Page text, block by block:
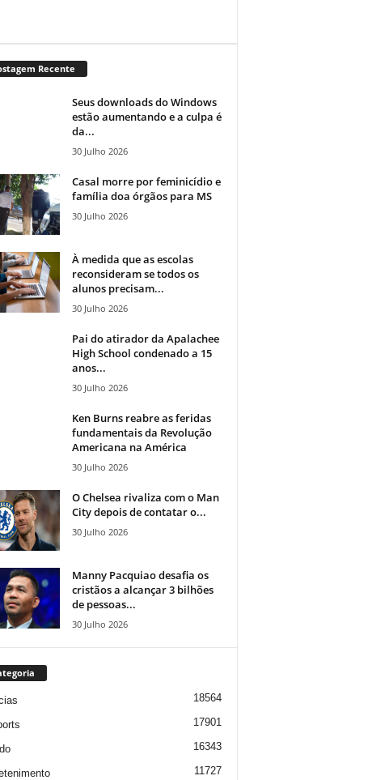
Recente
Seus downloads do Windows
estão aumentando e a culpa é
da...
30 Julho 2026
Casal morre por feminicídio e
família doa órgãos para MS
30 Julho 2026
À medida que as escolas
reconsideram se todos os
alunos precisam...
30 Julho 2026
Pai do atirador da Apalachee
High School condenado a 15
anos...
30 Julho 2026
Ken Burns reabre as feridas
fundamentais da Revolução
Americana na América
30 Julho 2026
O Chelsea rivaliza com o Man
City depois de contatar o...
30 Julho 2026
Manny Pacquiao desafia os
cristãos a alcançar 3 bilhões
de pessoas...
30 Julho 2026
18564
17901
16343
11727